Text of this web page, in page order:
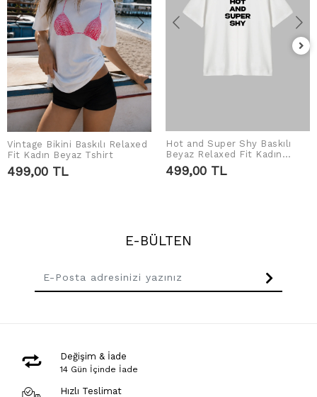
SEPETE EKLE
Vintage Bikini Baskılı Relaxed
Fit Kadın Beyaz Tshirt
499,00 TL
SEPETE EKLE
Hot and Super Shy Baskılı
Beyaz Relaxed Fit Kadın
Tshirt
499,00 TL
E-BÜLTEN
Değişim & İade
14 Gün İçinde İade
Hızlı Teslimat